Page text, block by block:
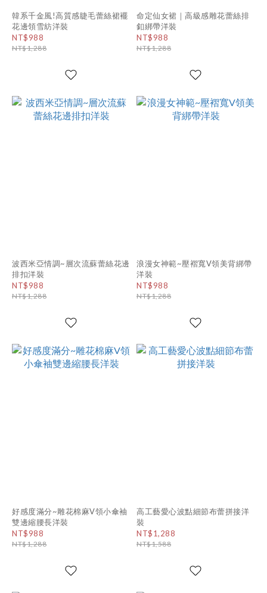
韓系千金風!高質感睫毛蕾絲裙襬
花邊領雪紡洋裝
NT$988
NT$1,288
命定仙女裙｜高級感雕花蕾絲排
釦綁帶洋裝
NT$988
NT$1,288
波西米亞情調~層次流蘇蕾絲花邊
排扣洋裝
NT$988
NT$1,288
浪漫女神範~壓褶寬V領美背綁帶
洋裝
NT$988
NT$1,288
好感度滿分~雕花棉麻V領小傘袖
雙邊縮腰長洋裝
NT$988
NT$1,288
高工藝愛心波點細節布蕾拼接洋
裝
NT$1,288
NT$1,588